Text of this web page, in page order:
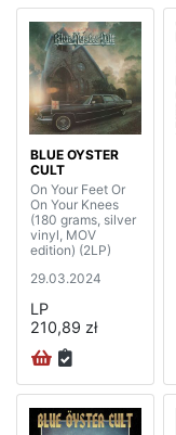
BLUE OYSTER
CULT
On Your Feet Or
On Your Knees
(180 grams, silver
vinyl, MOV
edition) (2LP)
29.03.2024
LP
210,89 zł